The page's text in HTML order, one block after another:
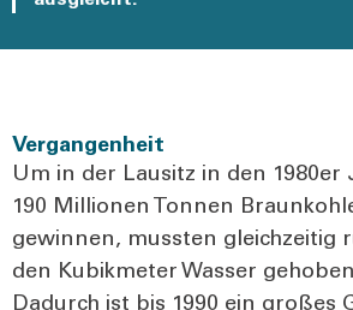
Vergangenheit
Um in der Lau­sitz in den 1980er
190 Mil­lio­nen Ton­nen
gewin­nen, muss­ten gleich­zei­tig
den Kubik­me­ter Was­ser
Dadurch ist bis 1990 ein gro­ßes